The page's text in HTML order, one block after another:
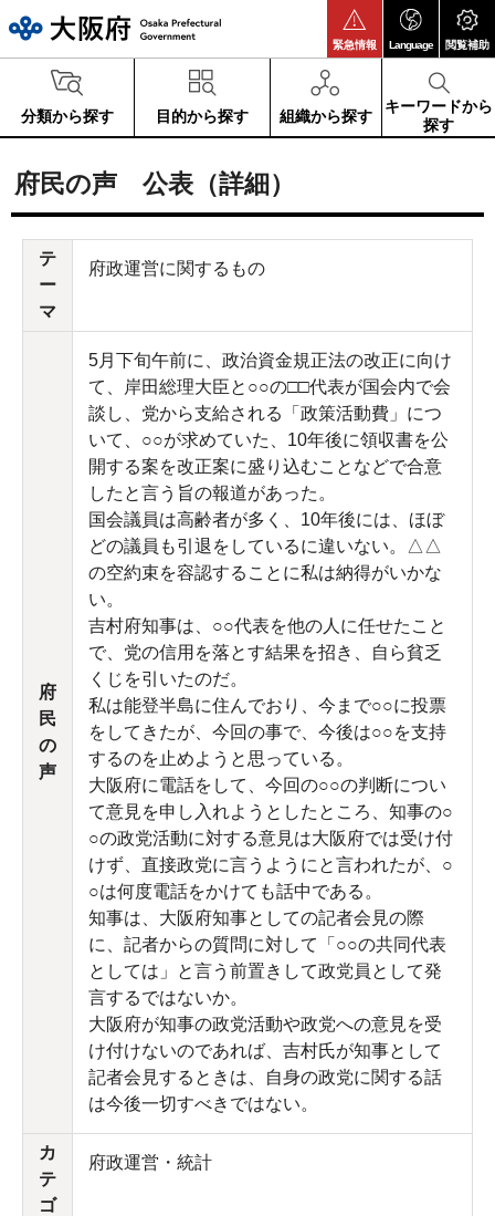
緊急情報 Language 閲覧補助
分類から探す 目的から探す 組織から探す
キーワードから
探す
府民の声 公表（詳細）
テ
ー
マ
府政運営に関するもの
府
民
の
声
5月下旬午前に、政治資金規正法の改正に向け
て、岸田総理大臣と○○の□□代表が国会内で会
談し、党から支給される「政策活動費」につ
いて、○○が求めていた、10年後に領収書を公
開する案を改正案に盛り込むことなどで合意
したと言う旨の報道があった。
国会議員は高齢者が多く、10年後には、ほぼ
どの議員も引退をしているに違いない。△△
の空約束を容認することに私は納得がいかな
い。
吉村府知事は、○○代表を他の人に任せたこと
で、党の信用を落とす結果を招き、自ら貧乏
くじを引いたのだ。
私は能登半島に住んでおり、今まで○○に投票
をしてきたが、今回の事で、今後は○○を支持
するのを止めようと思っている。
大阪府に電話をして、今回の○○の判断につい
て意見を申し入れようとしたところ、知事の○
○の政党活動に対する意見は大阪府では受け付
けず、直接政党に言うようにと言われたが、○
○は何度電話をかけても話中である。
知事は、大阪府知事としての記者会見の際
に、記者からの質問に対して「○○の共同代表
としては」と言う前置きして政党員として発
言するではないか。
大阪府が知事の政党活動や政党への意見を受
け付けないのであれば、吉村氏が知事として
記者会見するときは、自身の政党に関する話
は今後一切すべきではない。
カ
テ
ゴ
府政運営・統計